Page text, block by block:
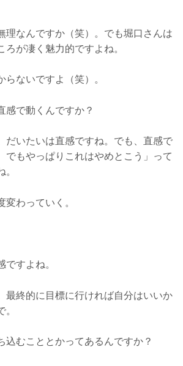
なんですか（笑）。でも堀口さんは
ろが凄く魅力的ですよね。
ないですよ（笑）。
で動くんですか？
いたいは直感ですね。でも、直感で
でもやっぱりこれはやめとこう」って
わっていく。
すよね。
終的に目標に行ければ自分はいいか
むこととかってあるんですか？